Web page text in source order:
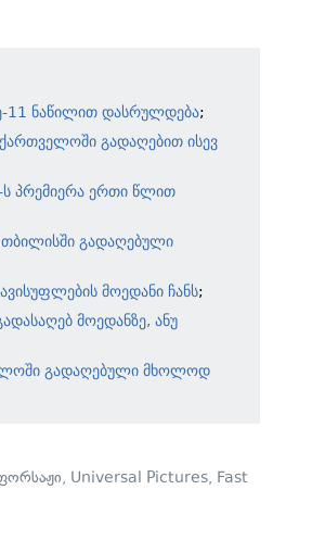
11 ნაწილით დასრულდება;
გადაღებით ისევ
ს პრემიერა ერთი წლით
გადაღებული
მოედანი ჩანს;
მოედანზე, ანუ
გადაღებული მხოლოდ
, Universal Pictures, Fast